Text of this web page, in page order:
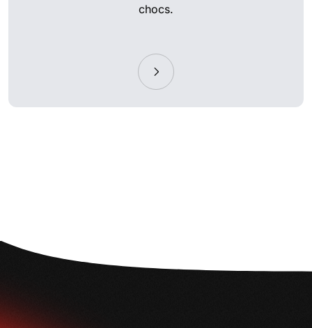
chocs.